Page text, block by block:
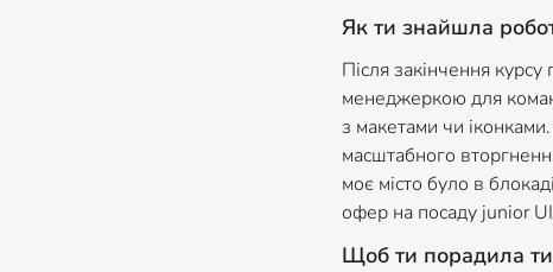
Як ти знайшла
Після закінчення
менеджеркою для
з макетами чи
масштабного
моє місто було в
офер на посаду junior
Щоб ти порадила